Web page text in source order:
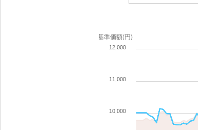
基準価額(円)
10,000
11,000
12,000